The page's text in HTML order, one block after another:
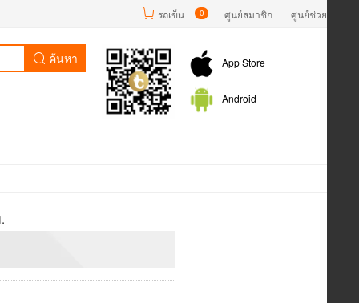
รถเข็น 0 ศูนย์สมาชิก ศูนย์ช่วยเหลือ
ค้นหา App Store
Android